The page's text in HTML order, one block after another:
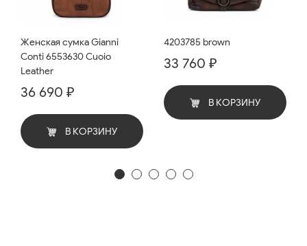
Женская сумка Gianni
Conti 6553630 Cuoio
Leather
36 690 ₽
В КОРЗИНУ
4203785 brown
33 760 ₽
В КОРЗИНУ